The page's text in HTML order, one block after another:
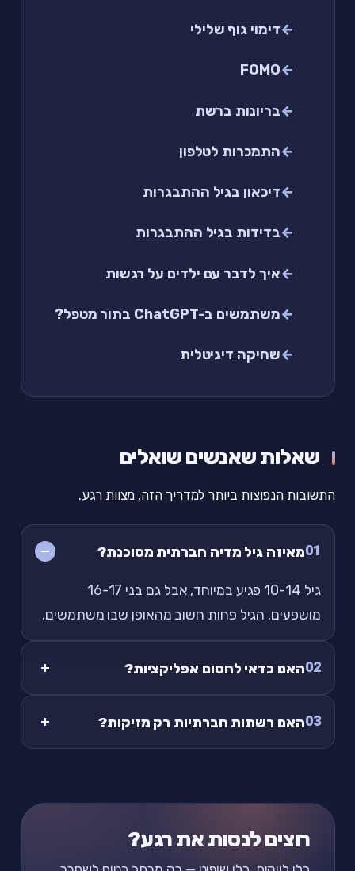
דימוי גוף שלילי
FOMO
בריונות ברשת
התמכרות לטלפון
דיכאון בגיל ההתבגרות
בדידות בגיל ההתבגרות
איך לדבר עם ילדים על רגשות
משתמשים ב-ChatGPT בתור מטפל?
שחיקה דיגיטלית
שאלות שאנשים שואלים
התשובות הנפוצות ביותר למדריך הזה, מצוות רגע.
01מאיזה גיל מדיה חברתית מסוכנת?
גיל 10-14 פגיע במיוחד, אבל גם בני 16-17
מושפעים. הגיל פחות חשוב מהאופן שבו משתמשים.
02האם כדאי לחסום אפליקציות?
03האם רשתות חברתיות רק מזיקות?
רוצים לנסות את רגע?